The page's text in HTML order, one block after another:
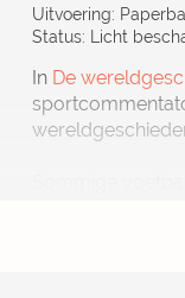
Uitvoering:
Status: Licht
In De
Sommige